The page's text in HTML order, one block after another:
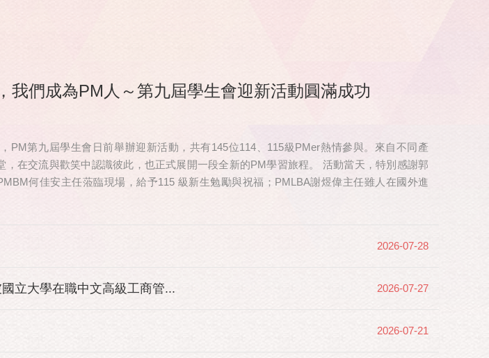
我們成為PM人～第九屆學生會迎新活動圓滿成功
PM第九屆學生會日前舉辦迎新活動，共有145位114、115級PMer熱情參與。來自不同產
，在交流與歡笑中認識彼此，也正式展開一段全新的PM學習旅程。 活動當天，特別感謝郭
何佳安主任蒞臨現場，給予115 級新生勉勵與祝福；PMLBA謝煜偉主任雖人在國外進
2026-07-28
立大學在職中文高級工商管... 2026-07-27
2026-07-21